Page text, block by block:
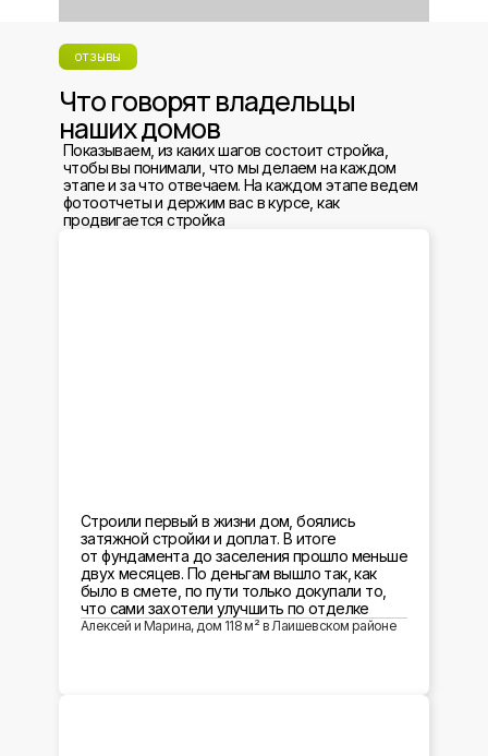
отзывы
Что говорят владельцы
наших домов
Показываем, из каких шагов состоит стройка,
чтобы вы понимали, что мы делаем на каждом
этапе и за что отвечаем. На каждом этапе ведем
фотоотчеты и держим вас в курсе, как
продвигается стройка
Строили первый в жизни дом, боялись
затяжной стройки и доплат. В итоге
от фундамента до заселения прошло меньше
двух месяцев. По деньгам вышло так, как
было в смете, по пути только докупали то,
что сами захотели улучшить по отделке
Алексей и Марина, дом 118 м² в Лаишевском районе